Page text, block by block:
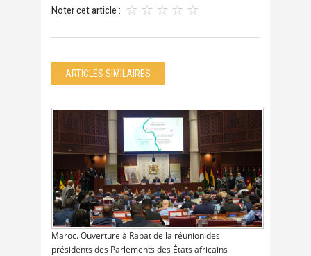
Noter cet article :
ARTICLES SIMILAIRES
Maroc. Ouverture à Rabat de la réunion des
présidents des Parlements des États africains